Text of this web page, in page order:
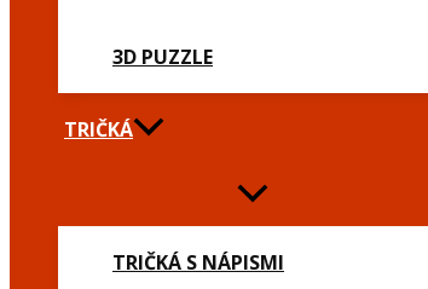
3D PUZZLE
TRIČKÁ
TRIČKÁ S NÁPISMI